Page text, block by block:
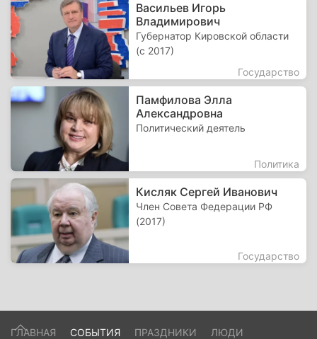
Васильев Игорь
Владимирович
Губернатор Кировской области
(с 2017)
Государство
Памфилова Элла
Александровна
Политический деятель
Политика
Кисляк Сергей Иванович
Член Совета Федерации РФ
(2017)
Государство
ГЛАВНАЯ СОБЫТИЯ ПРАЗДНИКИ
ЛЮДИ